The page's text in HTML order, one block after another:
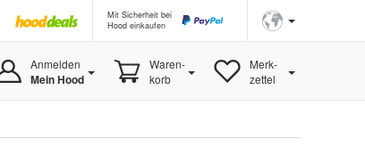
Mit Sicherheit bei
Hood einkaufen
Anmelden
Mein Hood
Waren-
korb
Merk-
zettel